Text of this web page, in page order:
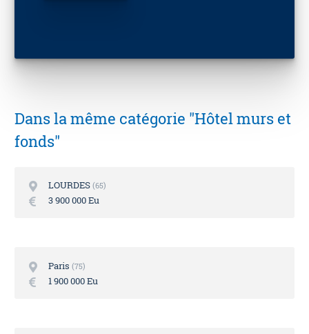
Dans la même catégorie "Hôtel murs et
fonds"
LOURDES 65
3 900 000 Eu
Paris 75
1 900 000 Eu